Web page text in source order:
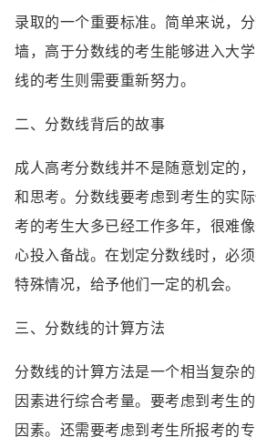
录取的一个重要标准。简单来说，
墙，高于分数线的考生能够进入大
线的考生则需要重新努力。
二、分数线背后的故事
成人高考分数线并不是随意划定的
和思考。分数线要考虑到考生的实
考的考生大多已经工作多年，很难
心投入备战。在划定分数线时，必
特殊情况，给予他们一定的机会。
三、分数线的计算方法
分数线的计算方法是一个相当复杂
因素进行综合考量。要考虑到考生
因素。还需要考虑到考生所报考的